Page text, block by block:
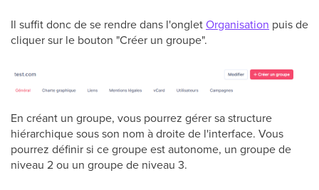
Il suffit donc de se rendre dans l'ongletOrganisation puis de
cliquer sur le bouton "Créer un groupe".
En créant un groupe, vous pourrez gérer sa structure
hiérarchique sous son nom à droite de l'interface. Vous
pourrez définir si ce groupe est autonome, un groupe de
niveau 2 ou un groupe de niveau 3.